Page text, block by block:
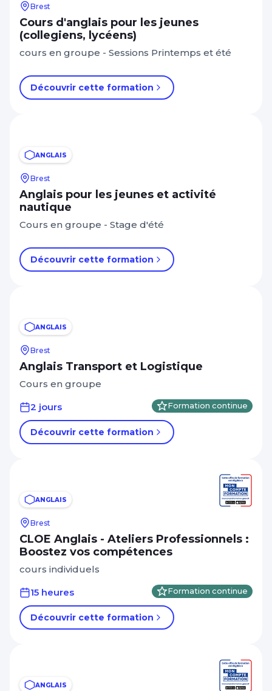
Brest
Cours d'anglais pour les jeunes
(collegiens, lycéens)
cours en groupe - Sessions Printemps et été
Découvrir cette formation
ANGLAIS
Brest
Anglais pour les jeunes et activité
nautique
Cours en groupe - Stage d'été
Découvrir cette formation
ANGLAIS
Brest
Anglais Transport et Logistique
Cours en groupe
2 jours
Formation continue
Découvrir cette formation
ANGLAIS
Brest
CLOE Anglais - Ateliers Professionnels :
Boostez vos compétences
cours individuels
15 heures
Formation continue
Découvrir cette formation
ANGLAIS